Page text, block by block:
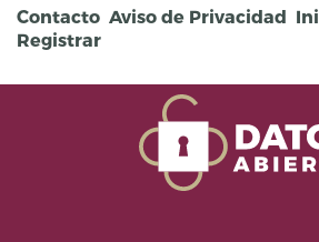
Pasar al contenido principal
Contacto Aviso de Privacidad
Registrar